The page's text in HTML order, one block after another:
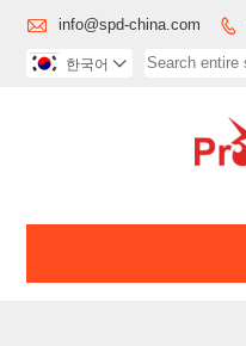
 info@spd-china.com 
한국어 